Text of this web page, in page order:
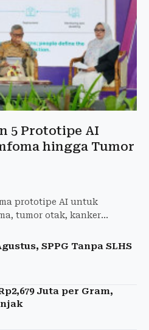
5 Prototipe AI
hingga Tumor
prototipe AI untuk
tumor otak, kanker
SPPG Tanpa SLHS
Juta per Gram,